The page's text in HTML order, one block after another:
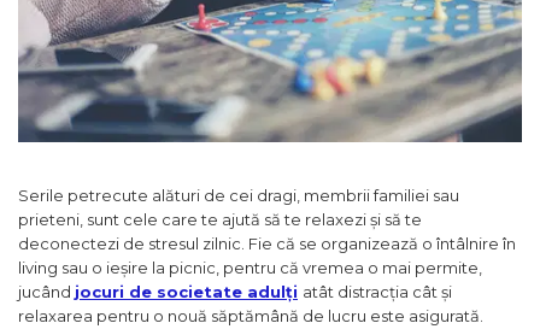
Jocuri pentru 2 persoane
Game cunoscute
Alias
Carcassonne
Catan
Dixit
Monopoly
Orchard Games
Jocuri cooperative
Carti de joc
Serile petrecute alături de cei dragi, membrii familiei sau
prieteni, sunt cele care te ajută să te relaxezi și să te
deconectezi de stresul zilnic. Fie că se organizează o întâlnire în
living sau o ieșire la picnic, pentru că vremea o mai permite,
jucând jocuri de societate adulți atât distracția cât și
relaxarea pentru o nouă săptămână de lucru este asigurată.